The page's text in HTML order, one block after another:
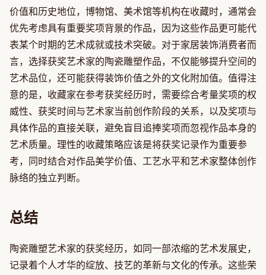
价值和历史地位，博物馆、美术馆等机构在收藏时，通常会
优先考虑具有重要奖项背景的作品，因为这些作品更可能代
表某个时期的艺术成就或技术突破。对于家居装饰消费者而
言，选择获奖艺术家的陶瓷雕塑作品，不仅能够提升空间的
艺术品位，还可能获得装饰价值之外的文化附加值。值得注
意的是，收藏家在参考获奖经历时，需要综合考量奖项的权
威性、获奖时间与艺术家当前创作阶段的关系，以及奖项与
具体作品的直接关联，避免盲目追捧奖项而忽视作品本身的
艺术质量。理性的收藏策略应该是将获奖记录作为重要参
考，同时结合对作品美学价值、工艺水平和艺术家整体创作
脉络的独立判断。
总结
陶瓷雕塑艺术家的获奖经历，如同一部浓缩的艺术发展史，
记录着个人才华的绽放、技艺的革新与文化的传承。这些荣